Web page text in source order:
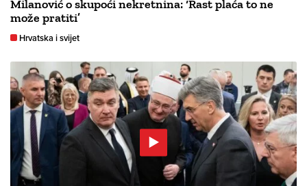
Milanović o skupoći nekretnina: ‘Rast plaća to ne
može pratiti’
Hrvatska i svijet